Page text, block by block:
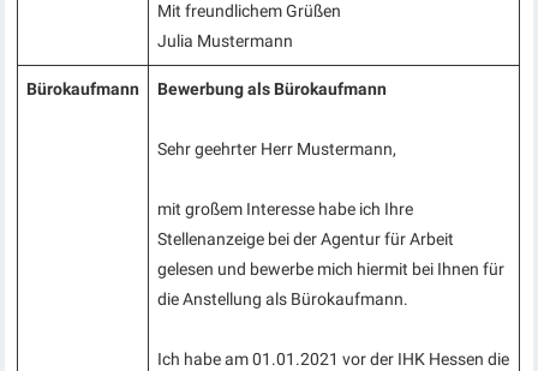
Mit freundlichem Grüßen
Julia Mustermann
Bürokaufmann Bewerbung als Bürokaufmann
Sehr geehrter Herr Mustermann,
mit großem Interesse habe ich Ihre
Stellenanzeige bei der Agentur für Arbeit
gelesen und bewerbe mich hiermit bei Ihnen für
die Anstellung als Bürokaufmann.
Ich habe am 01.01.2021 vor der IHK Hessen die